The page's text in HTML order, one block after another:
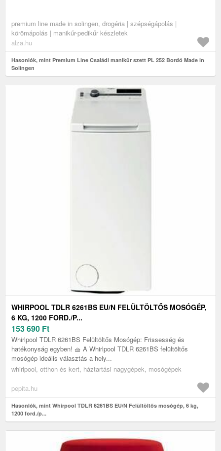
premium line made in solingen, drogéria | szépségápolás |
körömápolás | manikűr-pedikűr készletek
alza.hu
Hasonlók, mint Premium Line Családi manikűr szett PL 252 Bordó Made in
Solingen
WHIRPOOL TDLR 6261BS EU/N FELÜLTÖLTŐS MOSÓGÉP,
6 KG, 1200 FORD./P...
153 690 Ft
Whirlpool TDLR 6261BS Felültöltős Mosógép: Frissesség és
hatékonyság egyben! 🧺 A Whirlpool TDLR 6261BS felültöltős
mosógép ideális választás a hely...
whirlpool, otthon és kert, háztartási nagygépek, mosógépek
pepita.hu
Hasonlók, mint Whirpool TDLR 6261BS EU/N Felültöltős mosógép, 6 kg,
1200 ford./p...